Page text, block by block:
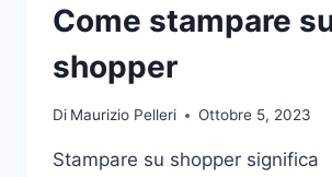
Come stampare
shopper
Di Maurizio Pelleri Ottobre 5, 2023
Stampare su shopper significa